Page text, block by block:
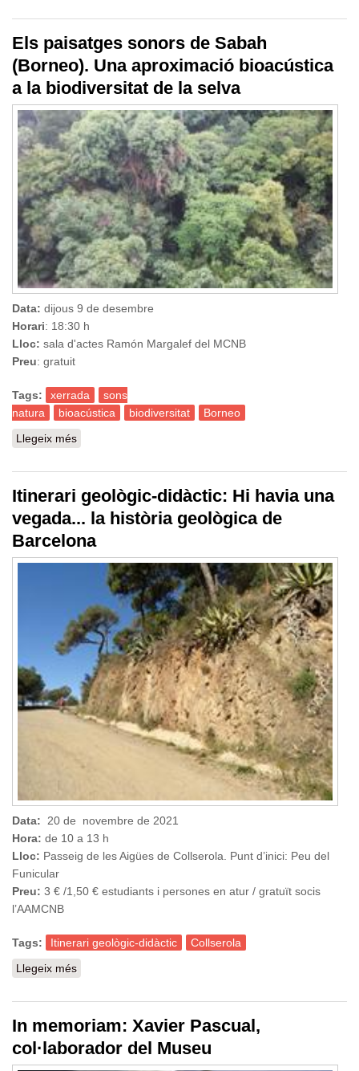
Els paisatges sonors de Sabah
(Borneo). Una aproximació bioacústica
a la biodiversitat de la selva
Data: dijous 9 de desembre
Horari: 18:30 h
Lloc: sala d'actes Ramón Margalef del MCNB
Preu: gratuit
Tags: xerrada
sons
natura
bioacústica biodiversitat
Borneo
Llegeix més
Itinerari geològic-didàctic: Hi havia una
vegada... la història geològica de
Barcelona
Data: 20 de novembre de 2021
Hora: de 10 a 13 h
Lloc: Passeig de les Aigües de Collserola. Punt d’inici: Peu del
Funicular
Preu: 3 € /1,50 € estudiants i persones en atur / gratuït socis
l’AAMCNB
Tags: Itinerari geològic-didàctic
Collserola
Llegeix més
In memoriam: Xavier Pascual,
col·laborador del Museu